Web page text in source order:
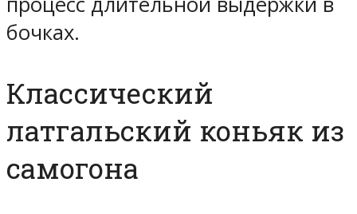
бочках.
Классический
латгальский коньяк из
самогона